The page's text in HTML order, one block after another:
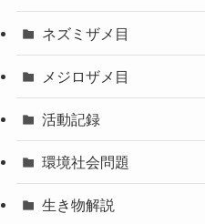
ネズミザメ目
メジロザメ目
活動記録
環境社会問題
生き物解説